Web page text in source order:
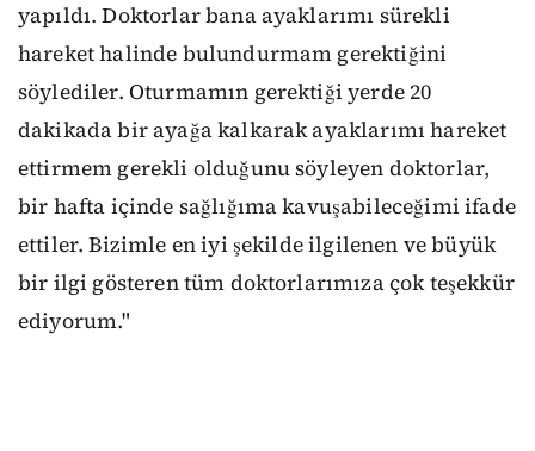
yapıldı. Doktorlar bana ayaklarımı sürekli
hareket halinde bulundurmam gerektiğini
söylediler. Oturmamın gerektiği yerde 20
dakikada bir ayağa kalkarak ayaklarımı hareket
ettirmem gerekli olduğunu söyleyen doktorlar,
bir hafta içinde sağlığıma kavuşabileceğimi ifade
ettiler. Bizimle en iyi şekilde ilgilenen ve büyük
bir ilgi gösteren tüm doktorlarımıza çok teşekkür
ediyorum."